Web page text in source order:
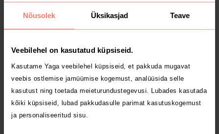
Nõusolek Üksikasjad Teave
Veebilehel on kasutatud küpsiseid.
Kasutame Yaga veebilehel küpsiseid, et pakkuda mugavat
veebis ostlemise jamüümise kogemust, analüüsida selle
kasutust ning toetada meieturundustegevusi. Lubades kasutada
kõiki küpsiseid, lubad pakkudasulle parimat kasutuskogemust
ja personaliseeritud sisu.
MÜÜDUD
7 €
MÜÜDUD
5 €